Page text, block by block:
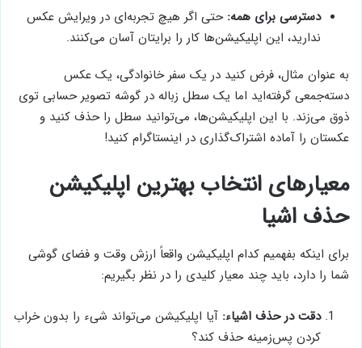
دسترسی برای همه:حتی اگر هیچ تجربه‌ای در ویرایش عکس
ندارید، این اپلیکیشن‌ها کار را برایتان آسان می‌کنند.
به عنوان مثال، فرض کنید در یک سفر خانوادگی، یک عکس
دسته‌جمعی گرفته‌اید اما یک سطل زباله در گوشه تصویر حسابی توی
ذوق می‌زند. با این اپلیکیشن‌ها، می‌توانید سطل را حذف کنید و
عکستان را آماده اشتراک‌گذاری در اینستاگرام کنید!
معیارهای انتخاب بهترین اپلیکیشن
حذف اشیا
برای اینکه بفهمیم کدام اپلیکیشن واقعاً ارزش وقت و فضای گوشی
شما را دارد، باید چند معیار کلیدی را در نظر بگیریم:
دقت در حذف اشیاء: آیا اپلیکیشن می‌تواند شیء را بدون خراب
کردن پس‌زمینه حذف کند؟